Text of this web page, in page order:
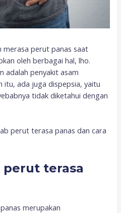
merasa perut panas saat
oleh berbagai hal, lho.
adalah penyakit asam
itu, ada juga dispepsia, yaitu
tidak diketahui dengan
perut terasa panas dan cara
perut terasa
merupakan